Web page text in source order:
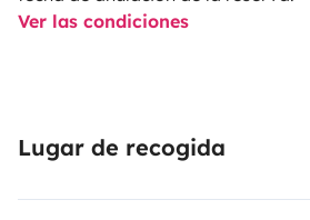
Ver las condiciones
Lugar de recogida